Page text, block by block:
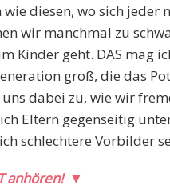
diesen, wo sich
wir manchmal zu
Kinder geht. DAS mag
groß, die das
uns dabei zu, wie wir
Eltern gegenseitig
schlechtere Vorbilder
anhören! ▼